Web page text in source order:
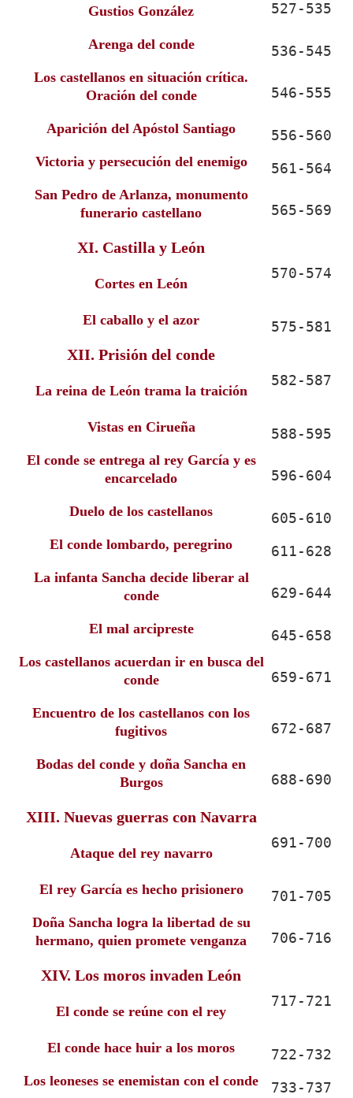
Gustios González
527-535
Arenga del conde 536-545
Los castellanos en situación crítica.
Oración del conde
546-555
Aparición del Apóstol Santiago 556-560
Victoria y persecución del enemigo 561-564
San Pedro de Arlanza, monumento
funerario castellano
565-569
XI. Castilla y León
Cortes en León
570-574
El caballo y el azor 575-581
XII. Prisión del conde
La reina de León trama la traición
582-587
Vistas en Cirueña 588-595
El conde se entrega al rey García y es
encarcelado
596-604
Duelo de los castellanos 605-610
El conde lombardo, peregrino 611-628
La infanta Sancha decide liberar al
conde
629-644
El mal arcipreste 645-658
Los castellanos acuerdan ir en busca del
conde
659-671
Encuentro de los castellanos con los
fugitivos
672-687
Bodas del conde y doña Sancha en
Burgos
688-690
XIII. Nuevas guerras con Navarra
Ataque del rey navarro
691-700
El rey García es hecho prisionero 701-705
Doña Sancha logra la libertad de su
hermano, quien promete venganza
706-716
XIV. Los moros invaden León
El conde se reúne con el rey
717-721
El conde hace huir a los moros 722-732
Los leoneses se enemistan con el conde 733-737